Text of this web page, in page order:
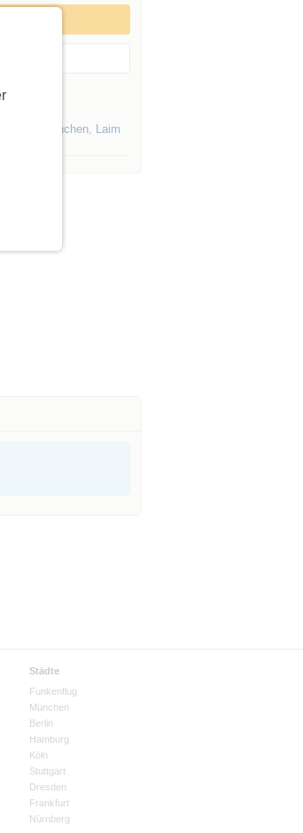
München, Laim
Städte
Funkenflug
München
Berlin
Hamburg
Köln
Stuttgart
Dresden
Frankfurt
Nürnberg